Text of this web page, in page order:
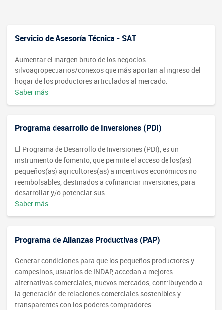
Biblioteca
Servicio de Asesoría Técnica - SAT
Aumentar el margen bruto de los negocios
silvoagropecuarios/conexos que más aportan al ingreso del
hogar de los productores articulados al mercado.
Saber más
Programa desarrollo de Inversiones (PDI)
El Programa de Desarrollo de Inversiones (PDI), es un
instrumento de fomento, que permite el acceso de los(as)
pequeños(as) agricultores(as) a incentivos económicos no
reembolsables, destinados a cofinanciar inversiones, para
desarrollar y/o potenciar sus...
Saber más
Programa de Alianzas Productivas (PAP)
Generar condiciones para que los pequeños productores y
campesinos, usuarios de INDAP, accedan a mejores
alternativas comerciales, nuevos mercados, contribuyendo a
la generación de relaciones comerciales sostenibles y
transparentes con los poderes compradores...